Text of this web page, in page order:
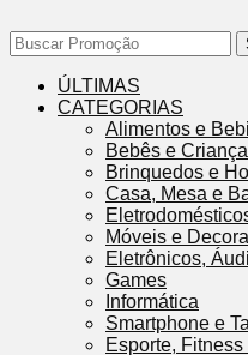
ÚLTIMAS
CATEGORIAS
Alimentos e
Bebês e
Brinquedos e
Casa, Mesa e
Móveis e
Eletrônicos,
Games
Informática
Smartphone e
Esporte,